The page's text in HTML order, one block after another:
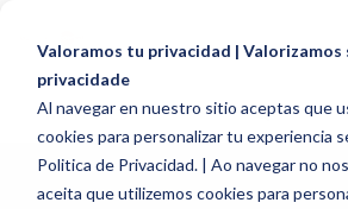
Valoramos tu privacidad | Valorizamos
privacidade
Al navegar en nuestro sitio aceptas que
cookies para personalizar tu experiencia
Politica de Privacidad. | Ao navegar no
aceita que utilizemos cookies para
HR TOPICS